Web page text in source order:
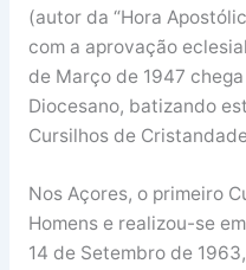
(autor da “Hora
com a aprovação
de Março de 1947
Diocesano, batizando
Cursilhos de
Nos Açores, o primeiro
Homens e realizou-se
14 de Setembro de